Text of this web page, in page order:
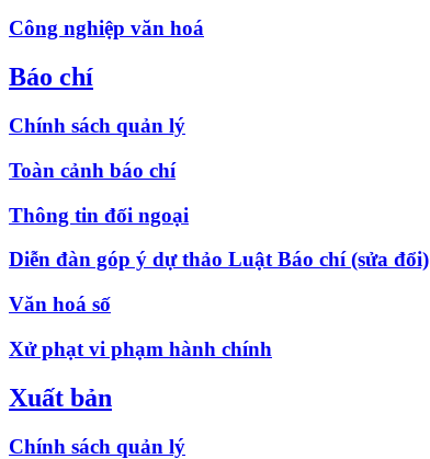
Công nghiệp văn hoá
Báo chí
Chính sách quản lý
Toàn cảnh báo chí
Thông tin đối ngoại
Diễn đàn góp ý dự thảo Luật Báo chí (sửa đổi)
Văn hoá số
Xử phạt vi phạm hành chính
Xuất bản
Chính sách quản lý